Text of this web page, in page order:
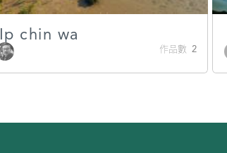
Ip chin wa
作品數 2